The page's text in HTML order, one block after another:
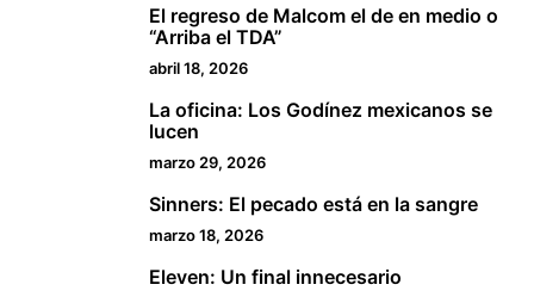
El regreso de Malcom el de en medio o
“Arriba el TDA”
abril 18, 2026
La oficina: Los Godínez mexicanos se
lucen
marzo 29, 2026
Sinners: El pecado está en la sangre
marzo 18, 2026
Eleven: Un final innecesario